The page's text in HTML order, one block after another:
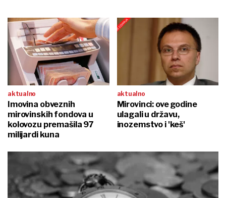
aktualno
Imovina obveznih
mirovinskih fondova u
kolovozu premašila 97
milijardi kuna
aktualno
Mirovinci: ove godine
ulagali u državu,
inozemstvo i 'keš'